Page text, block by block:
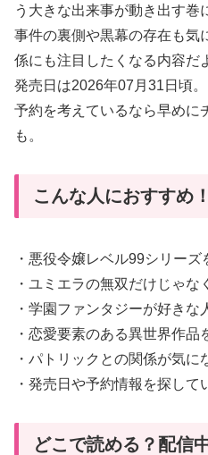
う大きな出来事が動き出す巻
事件の裏側や黒幕の存在も気
係にも注目したくなる内容だ
発売日は2026年07月31日頃。
予約を考えているなら早めに
も。
こんな人におすすめ！
・悪役令嬢レベル99シリーズ
・ユミエラの無双だけじゃな
・学園ファンタジーが好きな
・恋愛要素のある異世界作品
・パトリックとの関係が気に
・発売日や予約情報を探して
どこで読める？配信